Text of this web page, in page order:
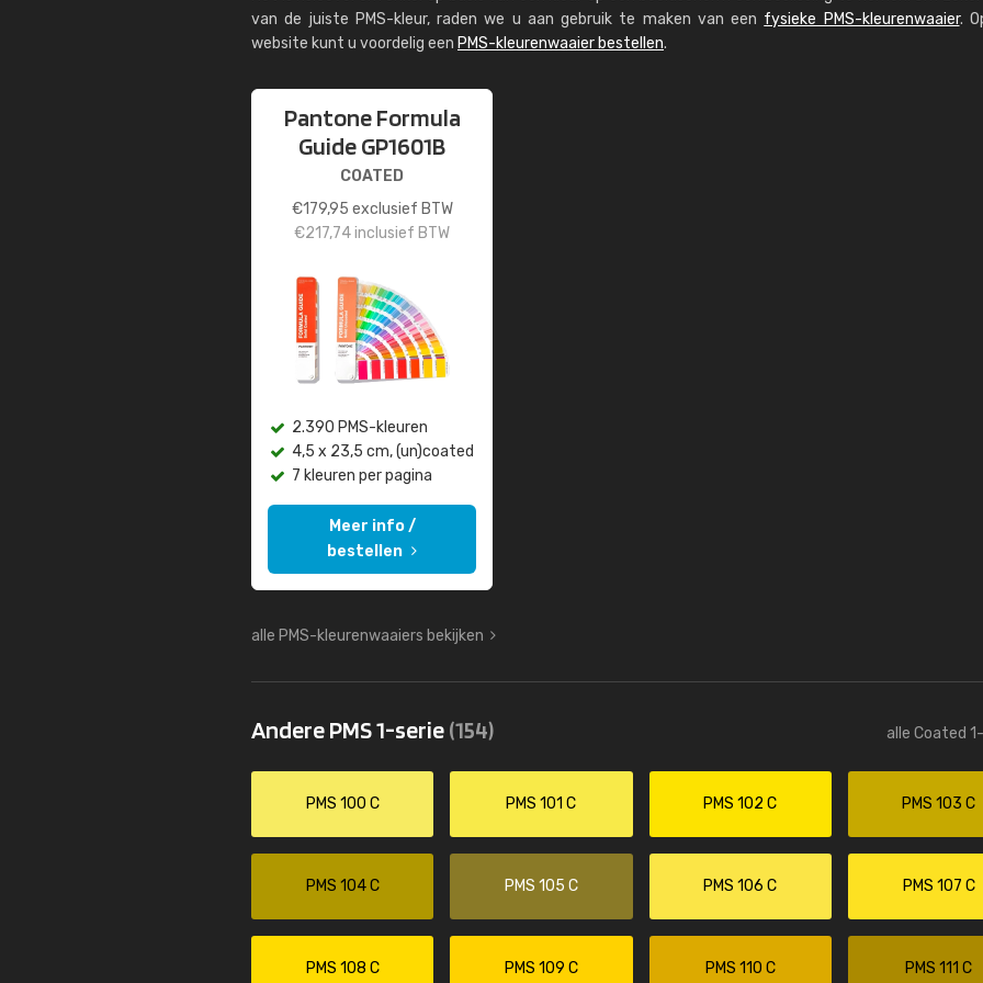
van de juiste PMS-kleur, raden we u aan gebruik te maken van een fysieke PMS-kleurenwaaier.
website kunt u voordelig een PMS-kleurenwaaier bestellen.
Pantone Formula
Guide GP1601B
COATED
€179,95 exclusief BTW
€217,74inclusief BTW
2.390 PMS-kleuren
4,5 x 23,5 cm, (un)coated
7 kleuren per pagina
Meer info /
bestellen
alle PMS-kleurenwaaiers bekijken
Andere PMS 1-serie(154) alle Coated
PMS 100 C PMS 101 C PMS 102 C PMS 103 C
PMS 104 C PMS 105 C PMS 106 C PMS 107 C
PMS 108 C PMS 109 C PMS 110 C PMS 111 C